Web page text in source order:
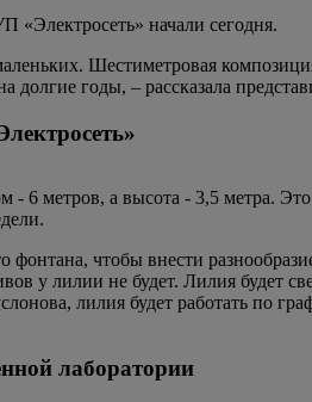
«Электросеть» начали сегодня.
Шестиметровая
годы, – рассказала
6 метров, а высота - 3,5 метра.
чтобы внести
у лилии не будет. Лилия будет
лилия будет работать по
лаборатории